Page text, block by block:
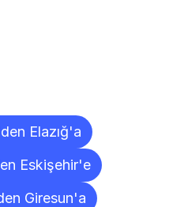
Elazığ'a
Eskişehir'e
Giresun'a